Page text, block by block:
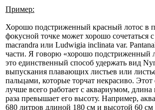
Пример:
Хорошо подстриженный красный лотос в
фокусной точке может хорошо сочетаться
macrandra или Ludwigia inclinata var.
части. Я говорю «хорошо подстриженный
это единственный способ удержать вид
выпускания плавающих листьев или
пальцами, которые торчат некрасиво. Этот
лучше всего работает с аквариумом, длина
раза превышает его высоту. Например,
680 литров длиной 180 см и высотой 60 см